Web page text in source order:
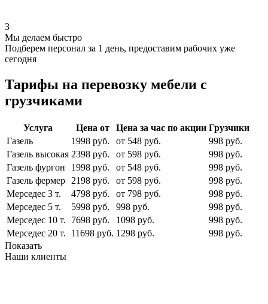
3
Мы делаем быстро
Подберем персонал за 1 день, предоставим рабочих уже
сегодня
Тарифы на перевозку мебели с
грузчиками
Услуга Цена от Цена за час по акции Грузчики
Газель
1998 руб. от 548 руб.
998 руб.
Газель высокая 2398 руб. от 598 руб.
998 руб.
Газель фургон
1998 руб. от 548 руб.
998 руб.
Газель фермер
2198 руб. от 598 руб.
998 руб.
Мерседес 3 т.
4798 руб. от 798 руб.
998 руб.
Мерседес 5 т.
5998 руб. 998 руб.
998 руб.
Мерседес 10 т.
7698 руб. 1098 руб.
998 руб.
Мерседес 20 т.
11698 руб. 1298 руб.
998 руб.
Показать
Наши клиенты